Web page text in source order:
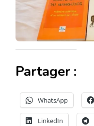
Partager :
WhatsApp
LinkedIn